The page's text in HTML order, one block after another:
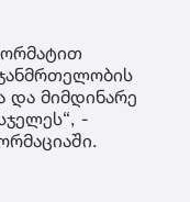
და მიმდინარე
-